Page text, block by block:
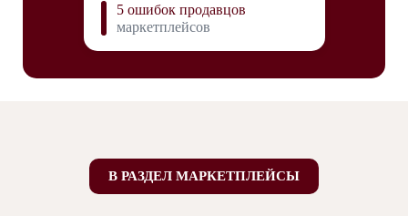
5 ошибок продавцов
маркетплейсов
В РАЗДЕЛ МАРКЕТПЛЕЙСЫ